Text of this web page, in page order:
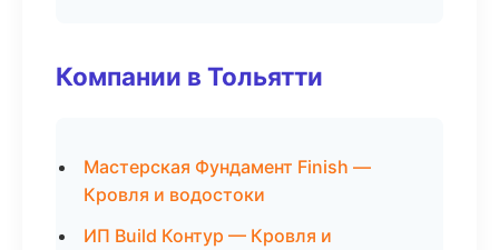
Компании в Тольятти
Мастерская Фундамент Finish —
Кровля и водостоки
ИП Build Контур — Кровля и